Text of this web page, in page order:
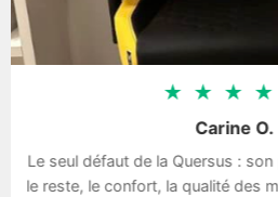
★ ★ ★ ★
Carine O.
Le seul défaut de la Quersus : son
le reste, le confort, la qualité des